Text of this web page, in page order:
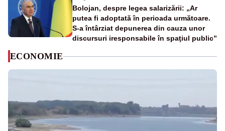
Bolojan, despre legea salarizării: „Ar
putea fi adoptată în perioada următoare.
S-a întârziat depunerea din cauza unor
discursuri iresponsabile în spaţiul public”
ECONOMIE